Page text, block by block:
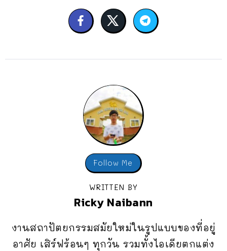
Follow Me
WRITTEN BY
Ricky Naibann
งานสถาปัตยกรรมสมัยใหม่ในรูปแบบของที่อยู่
อาศัย เสิร์ฟร้อนๆ ทุกวัน รวมทั้งไอเดียตกแต่ง